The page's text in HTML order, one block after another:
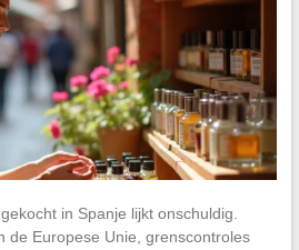
in Spanje lijkt onschuldig.
de Europese Unie, grenscontroles